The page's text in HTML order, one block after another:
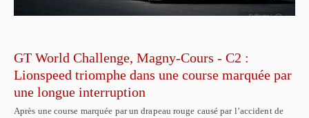
GT World Challenge, Magny-Cours - C2 :
Lionspeed triomphe dans une course marquée par
une longue interruption
Après une course marquée par un drapeau rouge causé par l’accident de